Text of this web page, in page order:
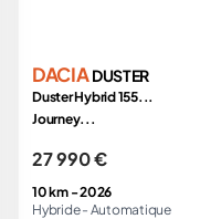
DACIADUSTER
Duster Hybrid 155...
Journey...
27 990 €
10 km -2026
Hybride - Automatique